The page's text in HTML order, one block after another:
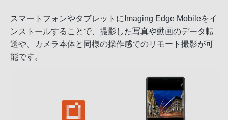
スマートフォンやタブレットにImaging Edge Mobileをイ
ンストールすることで、撮影した写真や動画のデータ転
送や、カメラ本体と同様の操作感でのリモート撮影が可
能です。